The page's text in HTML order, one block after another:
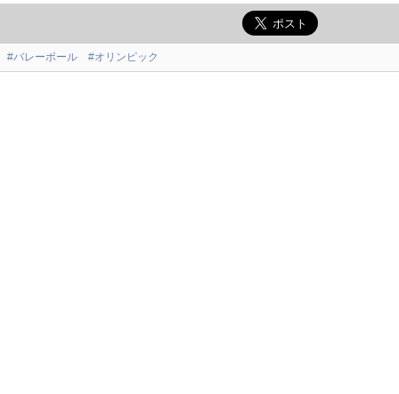
#バレーボール #オリンピック